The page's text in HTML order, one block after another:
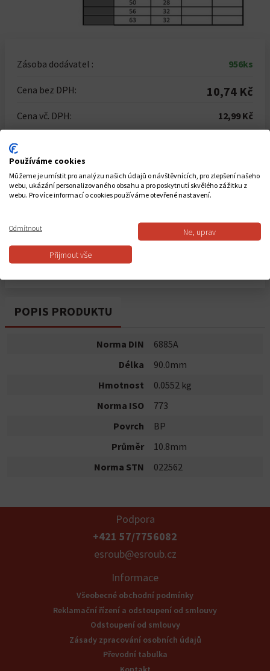
Zásoba dodávatel : 956ks
Cena bez DPH: 10,74 Kč
Cena vč. DPH: 12,99 Kč
Počet kusů
Celkem za1ks
Do košíku
POPIS PRODUKTU
Norma DIN
6885A
Délka
90.0mm
Hmotnost
0.0552 kg
Norma ISO
773
Povrch
BP
Průměr
10.8mm
Norma STN
022562
Podpora
+421 57/7756082
esroub@esroub.cz
Informace
Všeobecné obchodní podmínky
Reklamační řízení a odstoupení od smlouvy
Odstoupení od smlouvy
Zásady zpracování osobních údajů
Převodní tabulka
Používáme cookies
Můžeme je umístit pro analýzu našich údajů o návštěvnících, pro zlepšení našeho
webu, ukázání personalizovaného obsahu a pro poskytnutí skvělého zážitku z
webu. Pro více informací o cookies používáme otevřené nastavení.
Odmítnout Ne, uprav
Přijmout vše